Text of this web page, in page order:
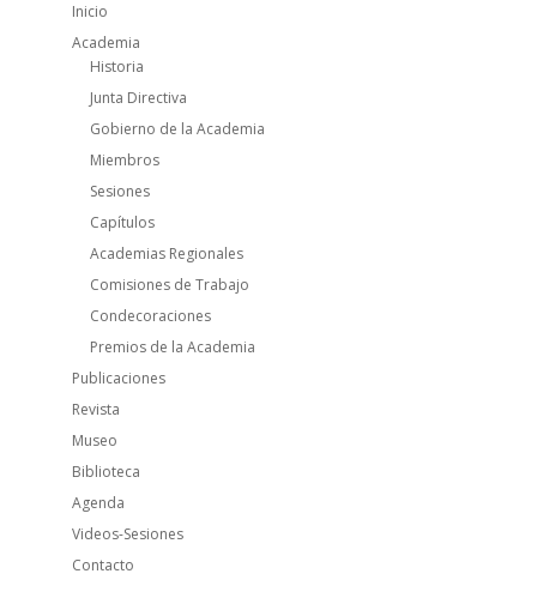
Inicio
Academia
Historia
Junta Directiva
Gobierno de la Academia
Miembros
Sesiones
Capítulos
Academias Regionales
Comisiones de Trabajo
Condecoraciones
Premios de la Academia
Publicaciones
Revista
Museo
Biblioteca
Agenda
Videos-Sesiones
Contacto